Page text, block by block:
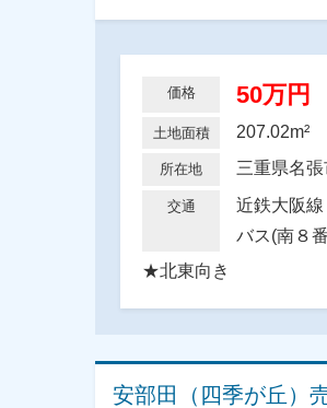
価格 50万円
土地面積 207.02m²
所在地 三重県名
交通
近鉄大阪線
バス(南８
★北東向き
安部田（四季が丘